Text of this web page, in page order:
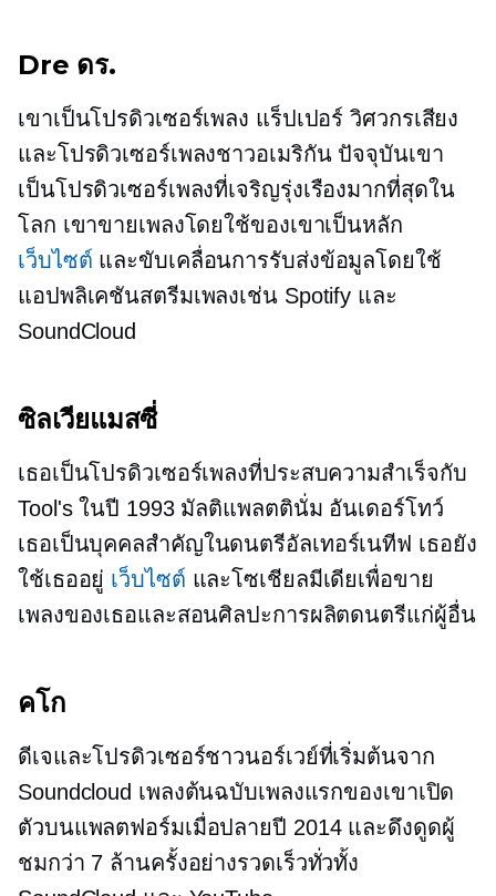
Dre ดร.
เขาเป็นโปรดิวเซอร์เพลง แร็ปเปอร์ วิศวกรเสียง
และโปรดิวเซอร์เพลงชาวอเมริกัน ปัจจุบันเขา
เป็นโปรดิวเซอร์เพลงที่เจริญรุ่งเรืองมากที่สุดใน
โลก เขาขายเพลงโดยใช้ของเขาเป็นหลัก
เว็บไซต์ และขับเคลื่อนการรับส่งข้อมูลโดยใช้
แอปพลิเคชันสตรีมเพลงเช่น Spotify และ
SoundCloud
ซิลเวียแมสซี่
เธอเป็นโปรดิวเซอร์เพลงที่ประสบความสำเร็จกับ
Tool's ในปี 1993 มัลติแพลตตินั่ม อันเดอร์โทว์
เธอเป็นบุคคลสำคัญในดนตรีอัลเทอร์เนทีฟ เธอยัง
ใช้เธออยู่ เว็บไซต์ และโซเชียลมีเดียเพื่อขาย
เพลงของเธอและสอนศิลปะการผลิตดนตรีแก่ผู้อื่น
คโก
ดีเจและโปรดิวเซอร์ชาวนอร์เวย์ที่เริ่มต้นจาก
Soundcloud เพลงต้นฉบับเพลงแรกของเขาเปิด
ตัวบนแพลตฟอร์มเมื่อปลายปี 2014 และดึงดูดผู้
ชมกว่า 7 ล้านครั้งอย่างรวดเร็วทั่วทั้ง